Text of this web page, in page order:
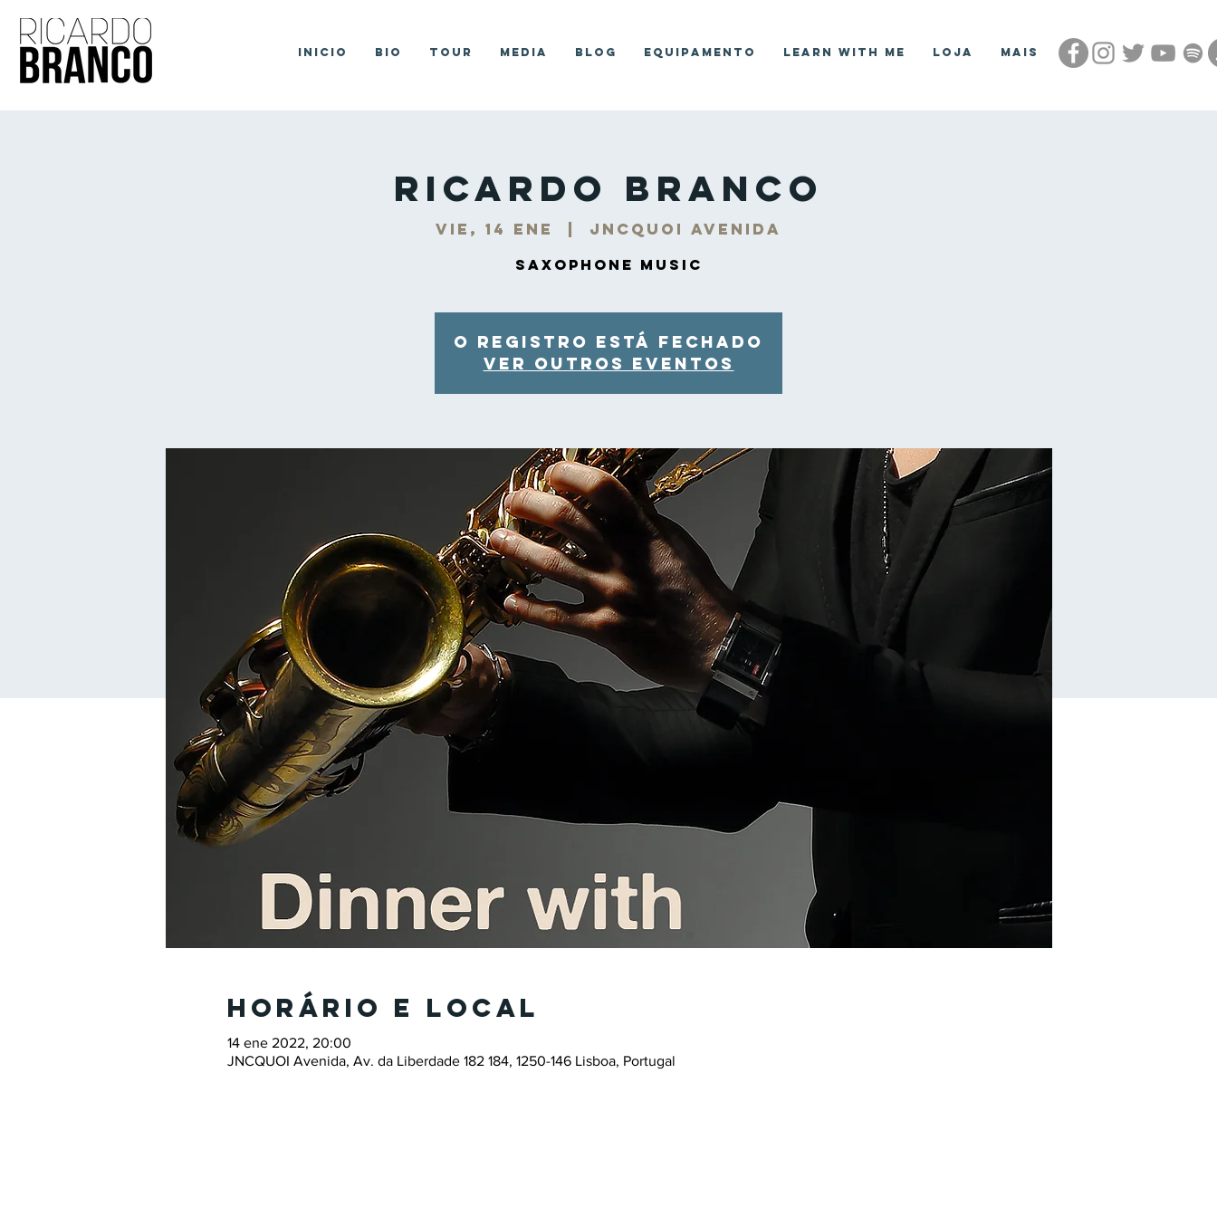
Inicio Bio Tour Media Blog Equipamento Learn With Me Loja Mais
Ricardo Branco
vie, 14 ene JNCQUOI Avenida
Saxophone Music
O registro está fechado
Ver outros eventos
Horário e local
14 ene 2022, 20:00
JNCQUOI Avenida, Av. da Liberdade 182 184, 1250-146 Lisboa, Portugal